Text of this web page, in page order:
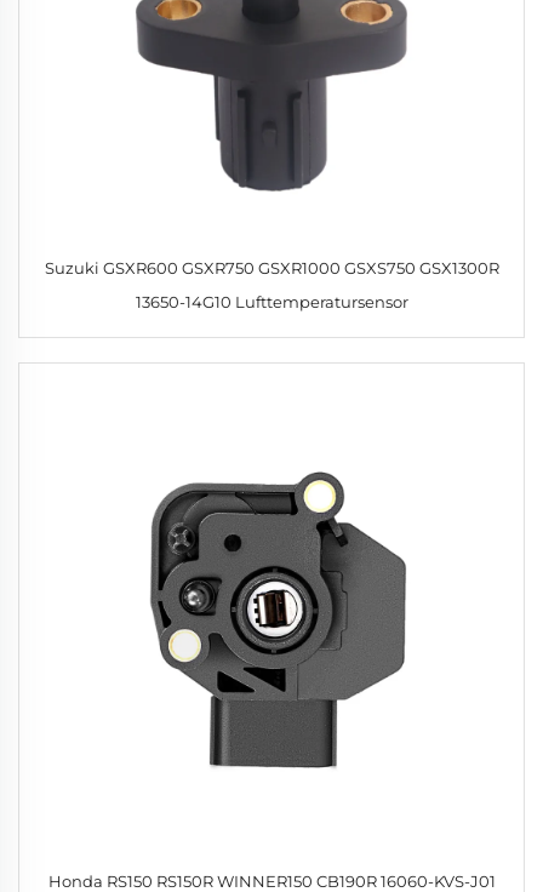
Suzuki GSXR600 GSXR750 GSXR1000 GSXS750 GSX1300R
13650-14G10 Lufttemperatursensor
Honda RS150 RS150R WINNER150 CB190R 16060-KVS-J01